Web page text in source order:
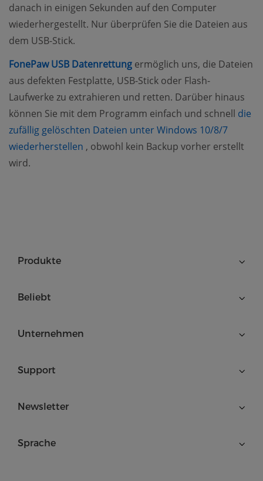
danach in einigen Sekunden auf den Computer
wiederhergestellt. Nur überprüfen Sie die Dateien aus
dem USB-Stick.
FonePaw USB Datenrettung ermöglich uns, die Dateien
aus defekten Festplatte, USB-Stick oder Flash-
Laufwerke zu extrahieren und retten. Darüber hinaus
können Sie mit dem Programm einfach und schnell die
zufällig gelöschten Dateien unter Windows 10/8/7
wiederherstellen (opens new window)
, obwohl kein Backup vorher erstellt
wird.
Produkte
Beliebt
Unternehmen
Support
Newsletter
Sprache